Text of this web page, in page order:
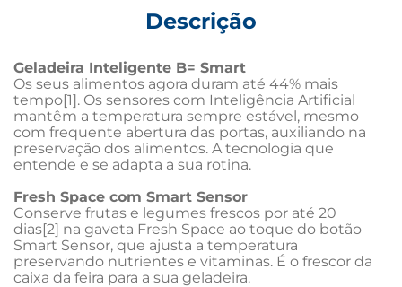
Descrição
Geladeira Inteligente B= Smart
Os seus alimentos agora duram até 44% mais
tempo[1]. Os sensores com Inteligência Artificial
mantêm a temperatura sempre estável, mesmo
com frequente abertura das portas, auxiliando na
preservação dos alimentos. A tecnologia que
entende e se adapta a sua rotina.
Fresh Space com Smart Sensor
Conserve frutas e legumes frescos por até 20
dias[2] na gaveta Fresh Space ao toque do botão
Smart Sensor, que ajusta a temperatura
preservando nutrientes e vitaminas. É o frescor da
caixa da feira para a sua geladeira.